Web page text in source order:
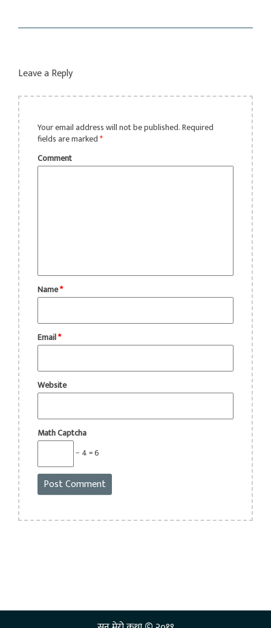
Leave a Reply
Your email address will not be published.Required
fields are marked*
Comment
Name*
Email*
Website
Math Captcha
− 4 = 6